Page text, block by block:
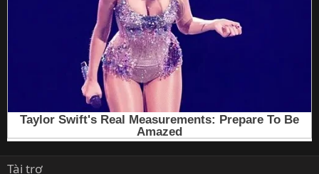
Tài trợ